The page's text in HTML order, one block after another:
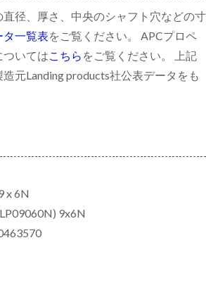
径、厚さ、中央のシャフト穴などの寸
タ一覧表をご覧ください。 APCプロペ
ついては こちら をご覧ください。 上記
元Landing products社公表データをも
x 6N
9x6N